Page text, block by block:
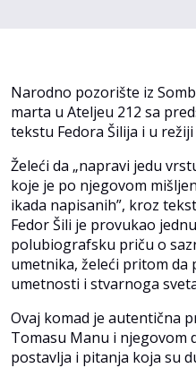
Narodno pozorište iz
marta u Ateljeu 212 sa
tekstu Fedora Šilija i u
Želeći da „napravi jedu
koje je po njegovom
ikada napisanih”, kroz
Fedor Šili je provukao
polubiografsku priču o
umetnika, želeći pritom da
umetnosti i stvarnoga
Ovaj komad je autentična
Tomasu Manu i njegovom
postavlja i pitanja koja su